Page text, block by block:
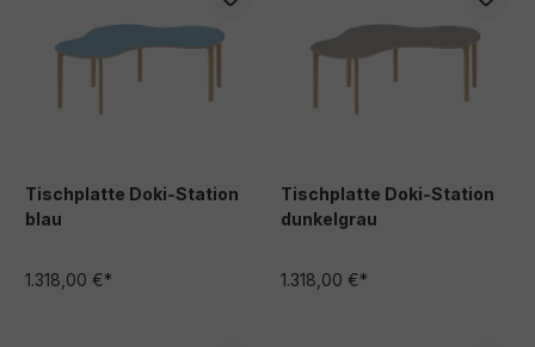
Tischplatte Doki-Station
blau
1.318,00 €*
Tischplatte Doki-Station
dunkelgrau
1.318,00 €*